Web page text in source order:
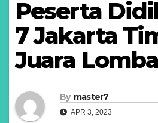
Peserta
7 Jakarta
Juara
By master7
APR 3, 2023